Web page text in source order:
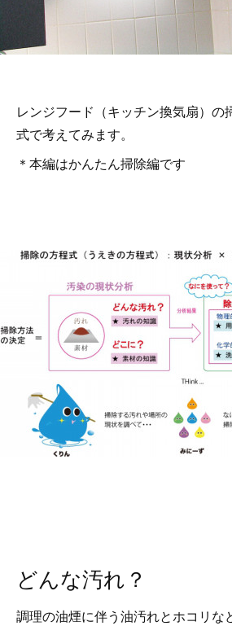
レンジフード（キッチン換気扇）の
式で考えてみます。
＊本編はかんたん掃除編です
どんな汚れ？
調理の油煙に伴う油汚れとホコリな